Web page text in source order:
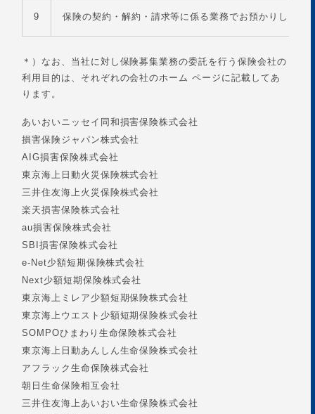
9 保険の契約・解約・請求等に係る業務でお預かりした個
＊）なお、当社に対し保険募集業務の委託を行う保険会社の
利用目的は、それぞれの会社のホーム ページに記載してあ
ります。
あいおいニッセイ同和損害保険株式会社
損害保険ジャパン株式会社
AIG損害保険株式会社
東京海上日動火災保険株式会社
三井住友海上火災保険株式会社
楽天損害保険株式会社
au損害保険株式会社
SBI損害保険株式会社
e-Net少額短期保険株式会社
Next少額短期保険株式会社
東京海上ミレア少額短期保険株式会社
東京海上ウエスト少額短期保険株式会社
SOMPOひまわり生命保険株式会社
東京海上日動あんしん生命保険株式会社
アフラック生命保険株式会社
朝日生命保険相互会社
三井住友海上あいおい生命保険株式会社